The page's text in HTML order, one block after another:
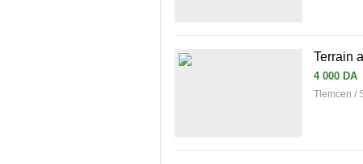
Terrain
4 000 DA
Tlemcen /